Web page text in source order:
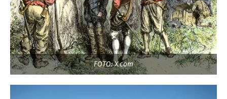
FOTO: X.com